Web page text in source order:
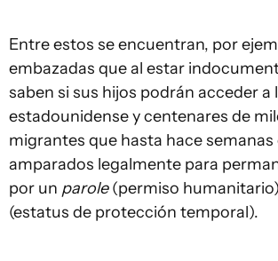
Entre estos se encuentran, por
embazadas que al estar
saben si sus hijos podrán acceder a
estadounidense y centenares de
migrantes que hasta hace semanas
amparados legalmente para
por un parole(permiso
(estatus de protección temporal).